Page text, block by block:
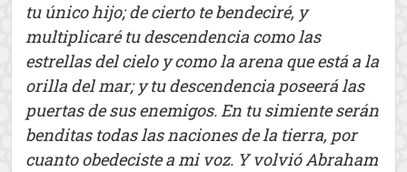
tu único hijo; de cierto te bendeciré, y
multiplicaré tu descendencia como las
estrellas del cielo y como la arena que está a la
orilla del mar; y tu descendencia poseerá las
puertas de sus enemigos. En tu simiente serán
benditas todas las naciones de la tierra, por
cuanto obedeciste a mi voz. Y volvió Abraham